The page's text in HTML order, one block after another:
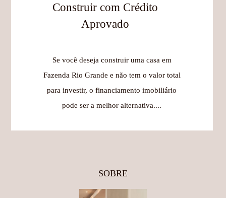
Construir com Crédito
Aprovado
Se você deseja construir uma casa em
Fazenda Rio Grande e não tem o valor total
para investir, o financiamento imobiliário
pode ser a melhor alternativa....
SOBRE